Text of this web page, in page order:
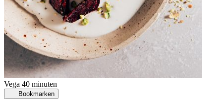
Vega 40 minuten
Bookmarken